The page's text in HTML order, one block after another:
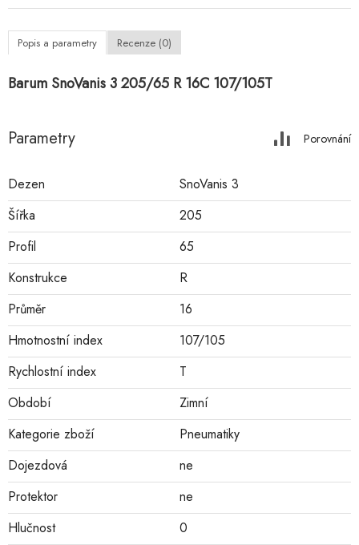
Popis a parametry Recenze (0)
Barum SnoVanis 3 205/65 R 16C 107/105T
Parametry Porovnání
Dezen
SnoVanis 3
Šířka
205
Profil
65
Konstrukce
R
Průměr
16
Hmotnostní index
107/105
Rychlostní index
T
Období
Zimní
Kategorie zboží
Pneumatiky
Dojezdová
ne
Protektor
ne
Hlučnost
0